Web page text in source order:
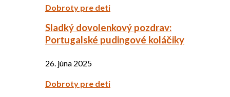
Dobroty pre deti
Sladký dovolenkový pozdrav:
Portugalské pudingové koláčiky
26. júna 2025
Dobroty pre deti